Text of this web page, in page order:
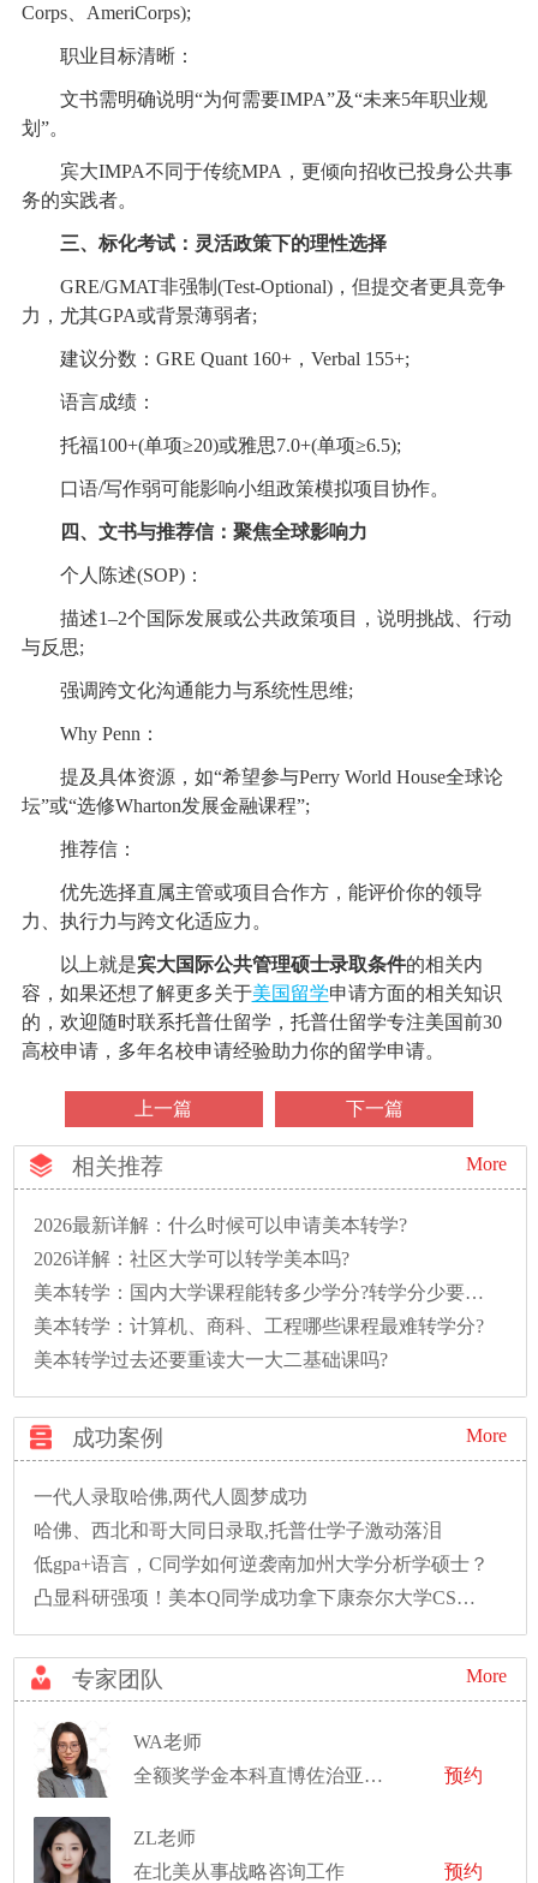
Corps、AmeriCorps);
职业目标清晰：
文书需明确说明“为何需要IMPA”及“未来5年职业规
划”。
宾大IMPA不同于传统MPA，更倾向招收已投身公共事
务的实践者。
三、标化考试：灵活政策下的理性选择
GRE/GMAT非强制(Test-Optional)，但提交者更具竞争
力，尤其GPA或背景薄弱者;
建议分数：GRE Quant 160+，Verbal 155+;
语言成绩：
托福100+(单项≥20)或雅思7.0+(单项≥6.5);
口语/写作弱可能影响小组政策模拟项目协作。
四、文书与推荐信：聚焦全球影响力
个人陈述(SOP)：
描述1–2个国际发展或公共政策项目，说明挑战、行动
与反思;
强调跨文化沟通能力与系统性思维;
Why Penn：
提及具体资源，如“希望参与Perry World House全球论
坛”或“选修Wharton发展金融课程”;
推荐信：
优先选择直属主管或项目合作方，能评价你的领导
力、执行力与跨文化适应力。
以上就是宾大国际公共管理硕士录取条件的相关内
容，如果还想了解更多关于美国留学申请方面的相关知识
的，欢迎随时联系托普仕留学，托普仕留学专注美国前30
高校申请，多年名校申请经验助力你的留学申请。
上一篇 下一篇
相关推荐 More
2026最新详解：什么时候可以申请美本转学?
2026详解：社区大学可以转学美本吗?
美本转学：国内大学课程能转多少学分?转学分少要多读一年怎么办?
美本转学：计算机、商科、工程哪些课程最难转学分?
美本转学过去还要重读大一大二基础课吗?
成功案例 More
一代人录取哈佛,两代人圆梦成功
哈佛、西北和哥大同日录取,托普仕学子激动落泪
低gpa+语言，C同学如何逆袭南加州大学分析学硕士？
凸显科研强项！美本Q同学成功拿下康奈尔大学CS硕士录取！
专家团队 More
WA老师
全额奖学金本科直博佐治亚理工学院
预约
ZL老师
在北美从事战略咨询工作
预约